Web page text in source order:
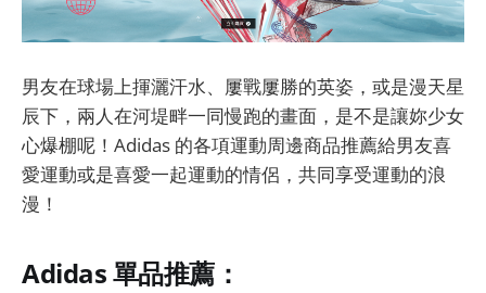
男友在球場上揮灑汗水、屢戰屢勝的英姿，或是漫天星
辰下，兩人在河堤畔一同慢跑的畫面，是不是讓妳少女
心爆棚呢！Adidas 的各項運動周邊商品推薦給男友喜
愛運動或是喜愛一起運動的情侶，共同享受運動的浪
漫！
Adidas 單品推薦：